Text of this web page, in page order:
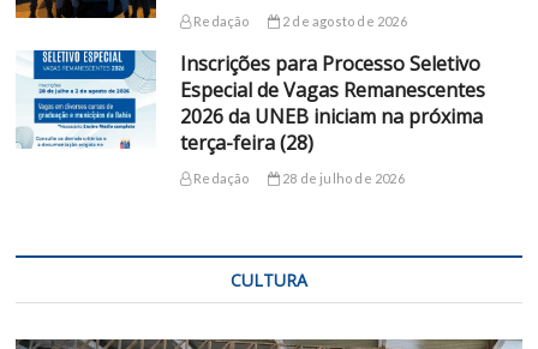
Redação 2 de agosto de 2026
Inscrições para Processo Seletivo
Especial de Vagas Remanescentes
2026 da UNEB iniciam na próxima
terça-feira (28)
Redação 28 de julho de 2026
CULTURA